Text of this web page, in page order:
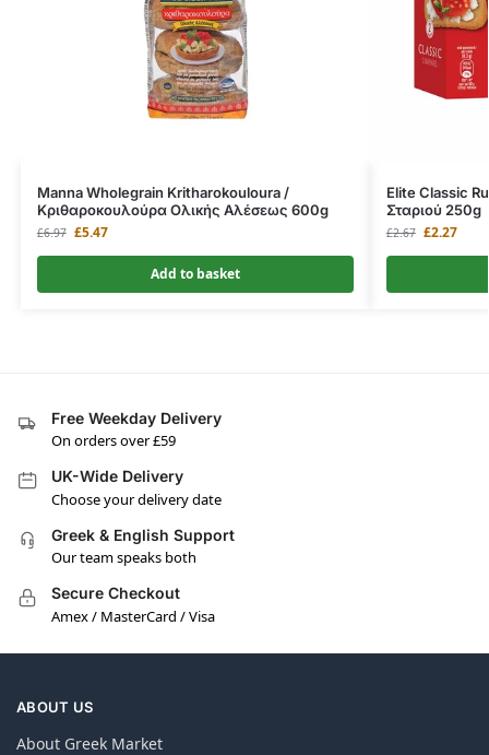
Manna Wholegrain Kritharokouloura /
Κριθαροκουλούρα Ολικής Αλέσεως 600g
£6.97 £5.47
Add to basket
Elite Classic
Σταριού 250g
£2.67 £2.27
Free Weekday Delivery
On orders over £59
UK-Wide Delivery
Choose your delivery date
Greek & English Support
Our team speaks both
Secure Checkout
Amex / MasterCard / Visa
ABOUT US
About Greek Market